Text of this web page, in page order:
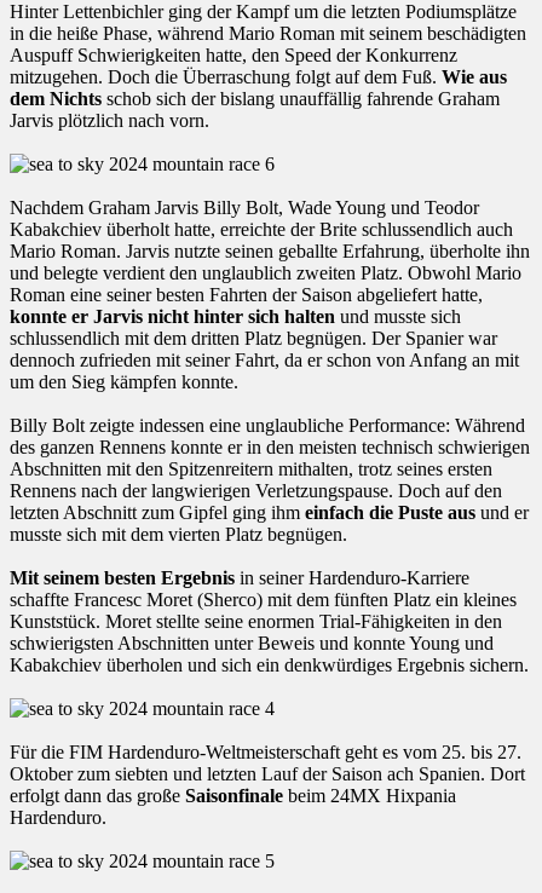
Hinter Lettenbichler ging der Kampf um die letzten Podiumsplätze
in die heiße Phase, während Mario Roman mit seinem beschädigten
Auspuff Schwierigkeiten hatte, den Speed der Konkurrenz
mitzugehen. Doch die Überraschung folgt auf dem Fuß. Wie aus
dem Nichts schob sich der bislang unauffällig fahrende Graham
Jarvis plötzlich nach vorn.
Nachdem Graham Jarvis Billy Bolt, Wade Young und Teodor
Kabakchiev überholt hatte, erreichte der Brite schlussendlich auch
Mario Roman. Jarvis nutzte seinen geballte Erfahrung, überholte ihn
und belegte verdient den unglaublich zweiten Platz. Obwohl Mario
Roman eine seiner besten Fahrten der Saison abgeliefert hatte,
konnte er Jarvis nicht hinter sich halten und musste sich
schlussendlich mit dem dritten Platz begnügen. Der Spanier war
dennoch zufrieden mit seiner Fahrt, da er schon von Anfang an mit
um den Sieg kämpfen konnte.
Billy Bolt zeigte indessen eine unglaubliche Performance: Während
des ganzen Rennens konnte er in den meisten technisch schwierigen
Abschnitten mit den Spitzenreitern mithalten, trotz seines ersten
Rennens nach der langwierigen Verletzungspause. Doch auf den
letzten Abschnitt zum Gipfel ging ihm einfach die Puste aus und er
musste sich mit dem vierten Platz begnügen.
Mit seinem besten Ergebnis in seiner Hardenduro-Karriere
schaffte Francesc Moret (Sherco) mit dem fünften Platz ein kleines
Kunststück. Moret stellte seine enormen Trial-Fähigkeiten in den
schwierigsten Abschnitten unter Beweis und konnte Young und
Kabakchiev überholen und sich ein denkwürdiges Ergebnis sichern.
Für die FIM Hardenduro-Weltmeisterschaft geht es vom 25. bis 27.
Oktober zum siebten und letzten Lauf der Saison ach Spanien. Dort
erfolgt dann das große Saisonfinale beim 24MX Hixpania
Hardenduro.